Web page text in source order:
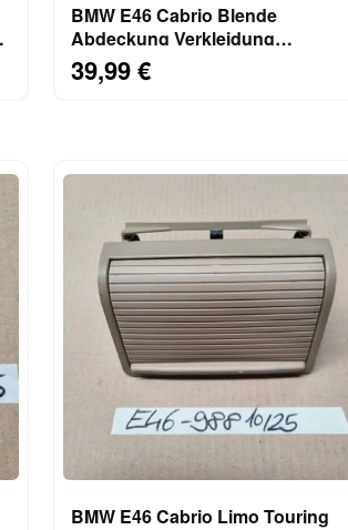
BMW E46 Cabrio Blende
Abdeckung Verkleidung
Hutablage HINTEN Beige 8204279
39,99 €
BMW E46 Cabrio Limo Touring